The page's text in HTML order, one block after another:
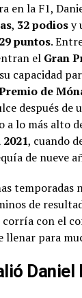
en la F1,
, 32 podiosy
puntos.
el Gran
capacidad
de
después de
a lo más alto
, cuando
de nueve
temporadas
de
con el
para
Daniel